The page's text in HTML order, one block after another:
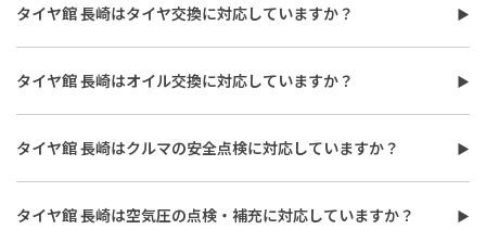
タイヤ館 長崎はタイヤ交換に対応していますか？
タイヤ館 長崎はタイヤ交換に対応しています。
費用は、タイヤ交換工賃のほかに、タイヤ本体の価格やホイール
バランス調整、使用済みタイヤ処分費用などがかかる場合があり
ます。
また、作業時間は最短で約30分程度ですが、作業内容や交換本
数、車種により異なり、時間がかかる場合もございます。詳細は店
舗スタッフまでお気軽にご相談ください
タイヤ館 長崎はオイル交換に対応していますか？
タイヤ館 長崎はオイル交換に対応しています。
使用するオイルの種類（鉱物油・部分合成油・全合成油）や粘
度、交換量によって費用が変わります。工賃やフィルター代を含め
た交換費用については、店舗スタッフまでお問い合わせくださ
い。
また、所要時間は最短約30分程度になります。こちらもオイルフ
タイヤ館 長崎はクルマの安全点検に対応していますか？
タイヤ館 長崎はおクルマの安全点検に対応しています。最短30
分、無料で対応させていただきます。
タイヤ館 長崎は空気圧の点検・補充に対応していますか？